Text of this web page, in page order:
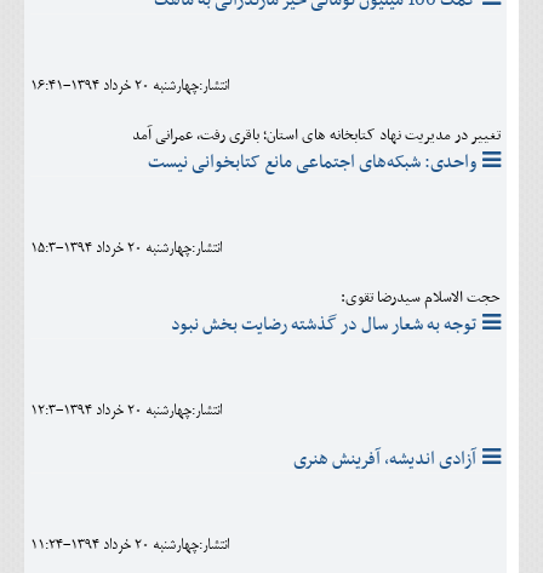
انتشار:چهارشنبه 20 خرداد 1394-16:41
تغییر در مدیریت نهاد کتابخانه های استان؛ باقری رفت، عمرانی آمد
واحدی: شبکه‌های اجتماعی مانع کتابخوانی نیست
انتشار:چهارشنبه 20 خرداد 1394-15:3
حجت الاسلام سیدرضا تقوی:
توجه به شعار سال در گذشته رضایت بخش نبود
انتشار:چهارشنبه 20 خرداد 1394-12:3
آزادی اندیشه، آفرینش هنری
انتشار:چهارشنبه 20 خرداد 1394-11:24